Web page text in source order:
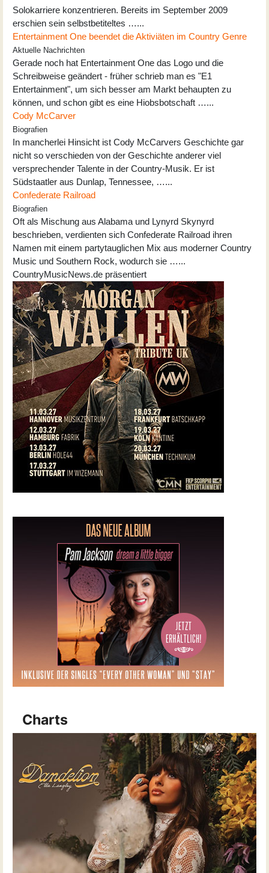
Solokarriere konzentrieren. Bereits im September 2009
erschien sein selbstbetiteltes …...
Entertainment One beendet die Aktiviäten im Country Genre
Aktuelle Nachrichten
Gerade noch hat Entertainment One das Logo und die
Schreibweise geändert - früher schrieb man es "E1
Entertainment", um sich besser am Markt behaupten zu
können, und schon gibt es eine Hiobsbotschaft …...
Cody McCarver
Biografien
In mancherlei Hinsicht ist Cody McCarvers Geschichte gar
nicht so verschieden von der Geschichte anderer viel
versprechender Talente in der Country-Musik. Er ist
Südstaatler aus Dunlap, Tennessee, …...
Confederate Railroad
Biografien
Oft als Mischung aus Alabama und Lynyrd Skynyrd
beschrieben, verdienten sich Confederate Railroad ihren
Namen mit einem partytauglichen Mix aus moderner Country
Music und Southern Rock, wodurch sie …...
CountryMusicNews.de präsentiert
Charts